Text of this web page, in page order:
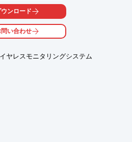
の電力供給
作
ウンロード
問い合わせ
ヤレスモニタリングシステム